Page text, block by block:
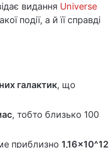
видання Universe
події, а й її справді
галактик, що
, тобто близько 100
приблизно 1,16×10^12